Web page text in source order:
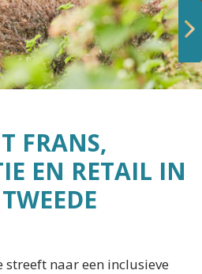
Volgende
FRANS,
EN RETAIL IN
streeft naar een inclusieve